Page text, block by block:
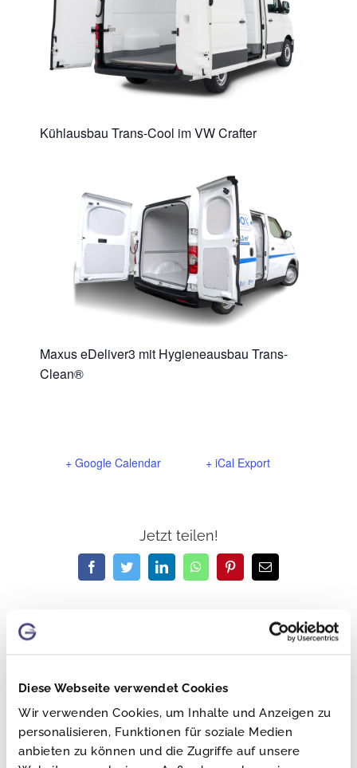
Diese Webseite verwendet Cookies
Wir verwenden Cookies, um Inhalte und Anzeigen zu
personalisieren, Funktionen für soziale Medien
anbieten zu können und die Zugriffe auf unsere
Kühlausbau Trans-Cool im VW Crafter
Maxus eDeliver3 mit Hygieneausbau Trans-
Clean®
+ Google Calendar + iCal Export
Jetzt teilen!
FacebookTwitterLinkedInWhatsAppPinterestE-
Mail
SÜFFA | Fleischermesse |
Iss Gut | Gastromesse |